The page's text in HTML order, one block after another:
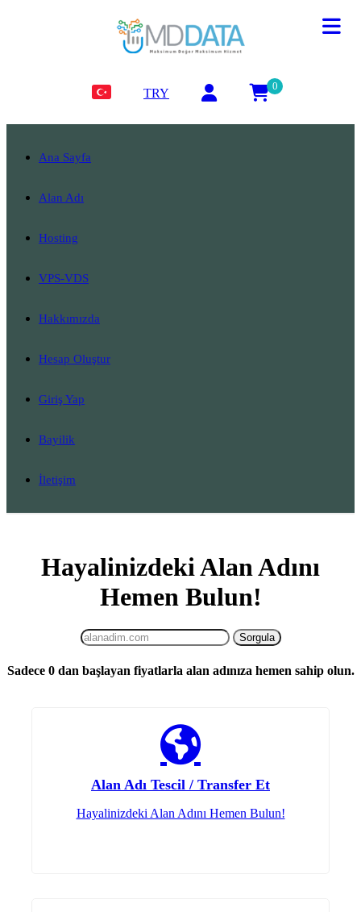
TRY
0
Ana Sayfa
Alan Adı
Hosting
VPS-VDS
Hakkımızda
Hesap Oluştur
Giriş Yap
Bayilik
İletişim
Hayalinizdeki Alan Adını
Hemen Bulun!
Sadece 0dan başlayan fiyatlarla alan adınıza hemen sahip olun.
Alan Adı Tescil / Transfer Et
Hayalinizdeki Alan Adını Hemen Bulun!